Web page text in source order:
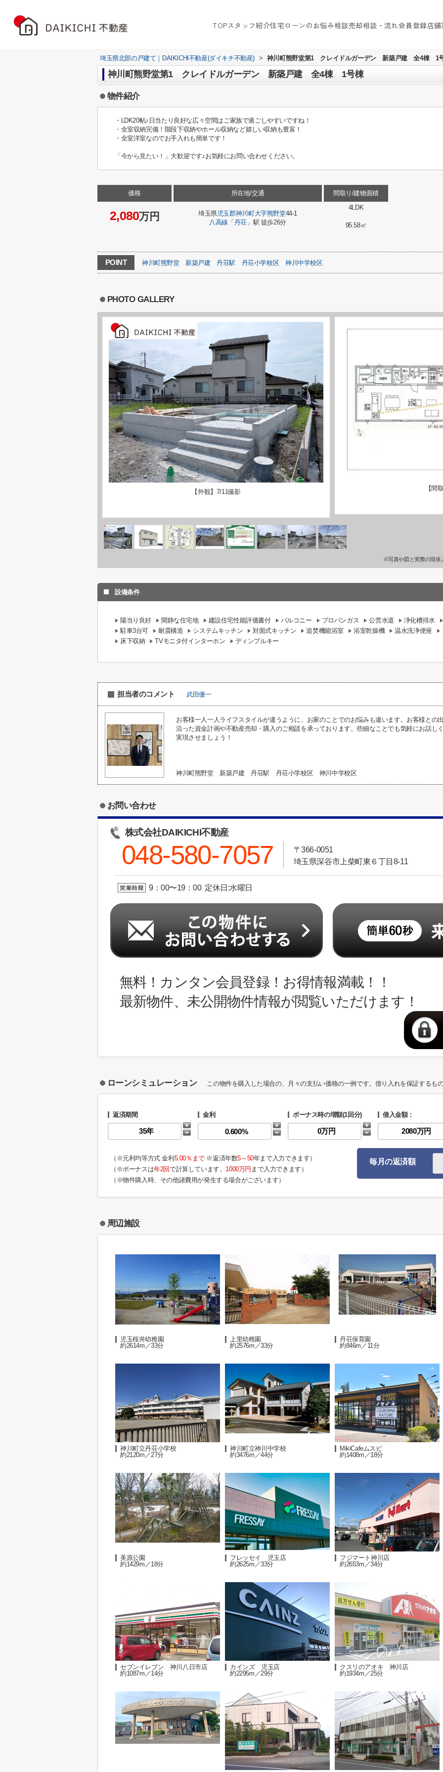
TOPスタッフ紹介住宅ローンのお悩み相談売却相談・流れ会員登録店
埼玉県北部の戸建て｜DAIKICHI不動産(ダイキチ不動産) > 神川町熊野堂第1 クレイドルガーデン 新築戸建 全4棟 1
神川町熊野堂第1 クレイドルガーデン 新築戸建 全4棟 1号棟
物件紹介
・LDK20帖♪日当たり良好な広々空間はご家族で過ごしやすいですね！
・全室収納完備！階段下収納やホール収納など嬉しい収納も豊富！
・全室洋室なのでお手入れも簡単です！
「今から見たい！」大歓迎です♪お気軽にお問い合わせください。
価格
2,080万円
所在地/交通
埼玉県児玉郡神川町大字熊野堂44-1
八高線 「 丹荘」駅 徒歩26分
間取り/建物面積
4LDK
95.58㎡
POINT 神川町熊野堂 新築戸建 丹荘駅 丹荘小学校区 神川中学校区
PHOTO GALLERY
【外観】7/11撮影 【間
※写真や図と実際の現状
設備条件
陽当り良好 閑静な住宅地 建設住宅性能評価書付 バルコニー プロパンガス 公営水道
浄化槽排水
駐車3台可
耐震構造 システムキッチン 対面式キッチン 追焚機能浴室 浴室乾燥機 温水洗浄便座
床下収納
TVモニタ付インターホン ディンプルキー
担当者のコメント 武田優一
お客様一人一人ライフスタイルが違うように、お家のことでのお悩みも違います。お客様との
沿った資金計画や不動産売却・購入のご相談を承っております。些細なことでも気軽にお話し
実現させましょう！
神川町熊野堂 新築戸建 丹荘駅 丹荘小学校区 神川中学校区
お問い合わせ
株式会社DAIKICHI不動産
048-580-7057
〒366-0051
埼玉県深谷市上柴町東６丁目8-11
9：00〜19：00 定休日:水曜日
無料！カンタン会員登録！お得情報満載！！
最新物件、未公開物件情報が閲覧いただけます！
ローンシミュレーション この物件を購入した場合の、月々の支払い価格の一例です。借り入れを保証するも
返済期間 金利 ボーナス時の増額(1回分) 借入金額：
（※元利均等方式 金利 5.00％まで※返済年数5～50年まで入力できます）
（※ボーナスは年2回で計算しています。 1000万円 まで入力できます）
（※物件購入時、その他諸費用が発生する場合がございます）
毎月の返済額
周辺施設
児玉桜井幼稚園
約2614m／33分
上里幼稚園
約2576m／33分
丹荘保育園
約846m／11分
神川町立丹荘小学校
約2120m／27分
神川町立神川中学校
約3476m／44分
MikiCafeムスビ
約1408m／18分
美原公園
約1429m／18分
フレッセイ 児玉店
約2625m／33分
フジマート神川店
約2653m／34分
セブンイレブン 神川八日市店
約1087m／14分
カインズ 児玉店
約2295m／29分
クスリのアオキ 神川店
約1934m／25分